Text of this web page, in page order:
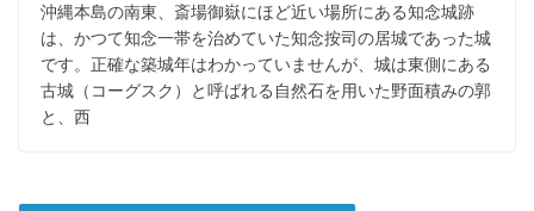
沖縄本島の南東、斎場御嶽にほど近い場所にある知念城跡
は、かつて知念一帯を治めていた知念按司の居城であった城
です。正確な築城年はわかっていませんが、城は東側にある
古城（コーグスク）と呼ばれる自然石を用いた野面積みの郭
と、西